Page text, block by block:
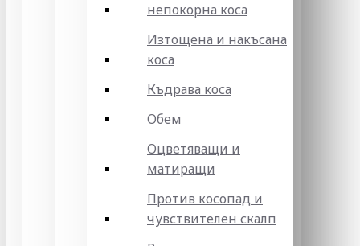
непокорна коса
Изтощена и накъсана
коса
Къдрава коса
Обем
Оцветяващи и
матиращи
Против косопад и
чувствителен скалп